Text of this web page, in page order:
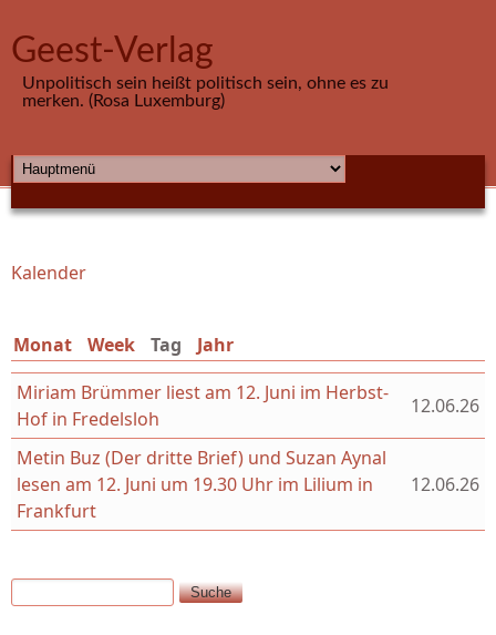
Geest-Verlag
Unpolitisch sein heißt politisch sein, ohne es zu
merken. (Rosa Luxemburg)
HAUPTMENÜ
Sie sind hier
Kalender
Monat Week Tag (aktiver Reiter)
Jahr
Miriam Brümmer liest am 12. Juni im Herbst-
Hof in Fredelsloh
12.06.26
Metin Buz (Der dritte Brief) und Suzan Aynal
lesen am 12. Juni um 19.30 Uhr im Lilium in
Frankfurt
12.06.26
Suchformular
Suche